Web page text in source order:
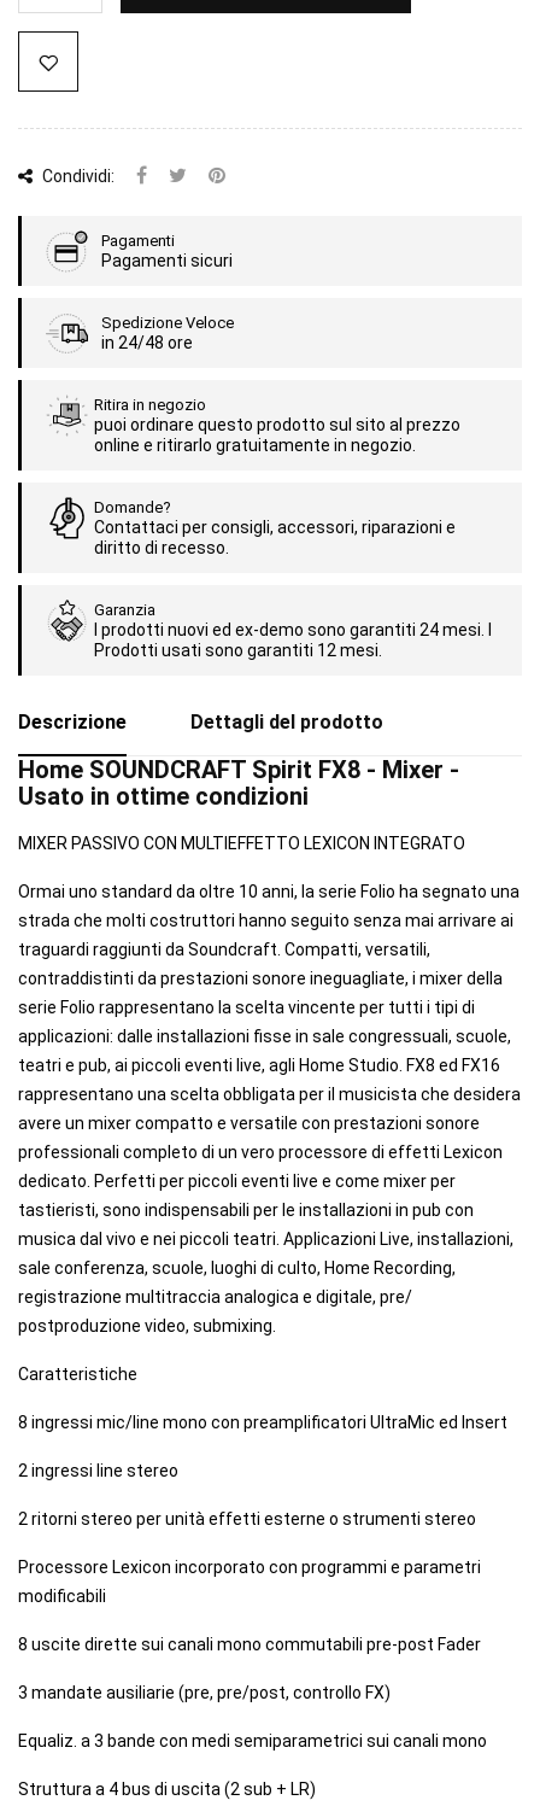
Condividi:
Pagamenti
Pagamenti sicuri
Spedizione Veloce
in 24/48 ore
Ritira in negozio
puoi ordinare questo prodotto sul sito al prezzo
online e ritirarlo gratuitamente in negozio.
Domande?
Contattaci per consigli, accessori, riparazioni e
diritto di recesso.
Garanzia
I prodotti nuovi ed ex-demo sono garantiti 24 mesi. I
Prodotti usati sono garantiti 12 mesi.
Descrizione Dettagli del prodotto
Home SOUNDCRAFT Spirit FX8 - Mixer -
Usato in ottime condizioni
MIXER PASSIVO CON MULTIEFFETTO LEXICON INTEGRATO
Ormai uno standard da oltre 10 anni, la serie Folio ha segnato una
strada che molti costruttori hanno seguito senza mai arrivare ai
traguardi raggiunti da Soundcraft. Compatti, versatili,
contraddistinti da prestazioni sonore ineguagliate, i mixer della
serie Folio rappresentano la scelta vincente per tutti i tipi di
applicazioni: dalle installazioni fisse in sale congressuali, scuole,
teatri e pub, ai piccoli eventi live, agli Home Studio. FX8 ed FX16
rappresentano una scelta obbligata per il musicista che desidera
avere un mixer compatto e versatile con prestazioni sonore
professionali completo di un vero processore di effetti Lexicon
dedicato. Perfetti per piccoli eventi live e come mixer per
tastieristi, sono indispensabili per le installazioni in pub con
musica dal vivo e nei piccoli teatri. Applicazioni Live, installazioni,
sale conferenza, scuole, luoghi di culto, Home Recording,
registrazione multitraccia analogica e digitale, pre/
postproduzione video, submixing.
Caratteristiche
8 ingressi mic/line mono con preamplificatori UltraMic ed Insert
2 ingressi line stereo
2 ritorni stereo per unità effetti esterne o strumenti stereo
Processore Lexicon incorporato con programmi e parametri
modificabili
8 uscite dirette sui canali mono commutabili pre-post Fader
3 mandate ausiliarie (pre, pre/post, controllo FX)
Equaliz. a 3 bande con medi semiparametrici sui canali mono
Struttura a 4 bus di uscita (2 sub + LR)